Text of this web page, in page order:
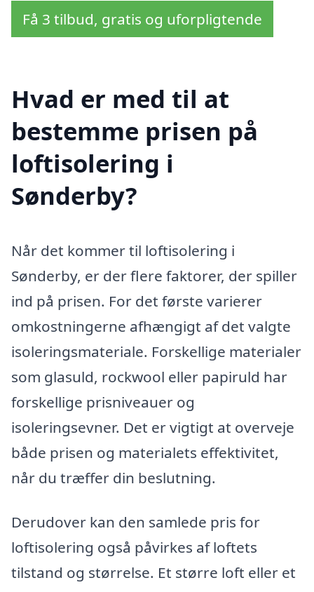
Få 3 tilbud, gratis og uforpligtende
Hvad er med til at
bestemme prisen på
loftisolering i
Sønderby?
Når det kommer til loftisolering i
Sønderby, er der flere faktorer, der spiller
ind på prisen. For det første varierer
omkostningerne afhængigt af det valgte
isoleringsmateriale. Forskellige materialer
som glasuld, rockwool eller papiruld har
forskellige prisniveauer og
isoleringsevner. Det er vigtigt at overveje
både prisen og materialets effektivitet,
når du træffer din beslutning.
Derudover kan den samlede pris for
loftisolering også påvirkes af loftets
tilstand og størrelse. Et større loft eller et